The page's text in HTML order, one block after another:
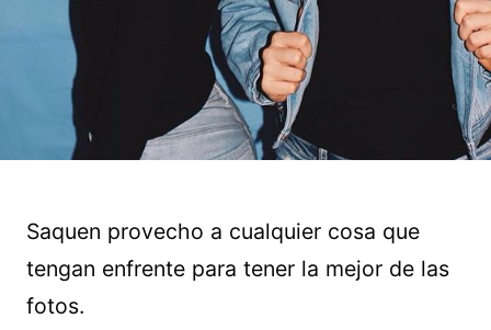
Saquen provecho a cualquier cosa que
tengan enfrente para tener la mejor de las
fotos.